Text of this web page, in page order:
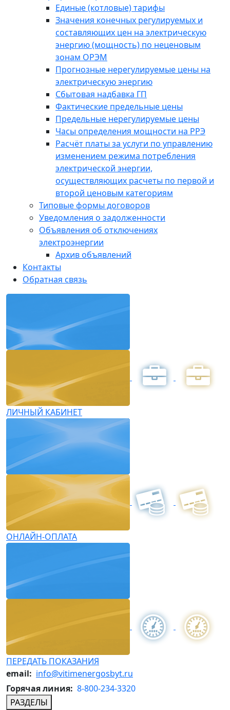
Единые (котловые) тарифы
Значения конечных регулируемых и
составляющих цен на электрическую
энергию (мощность) по неценовым
зонам ОРЭМ
Прогнозные нерегулируемые цены на
электрическую энергию
Сбытовая надбавка ГП
Фактические предельные цены
Предельные нерегулируемые цены
Часы определения мощности на РРЭ
Расчёт платы за услуги по управлению
изменением режима потребления
электрической энергии,
осуществляющих расчеты по первой и
второй ценовым категориям
Типовые формы договоров
Уведомления о задолженности
Объявления об отключениях
электроэнергии
Архив объявлений
Контакты
Обратная связь
ЛИЧНЫЙ КАБИНЕТ
ОНЛАЙН-ОПЛАТА
ПЕРЕДАТЬ ПОКАЗАНИЯ
email: info@vitimenergosbyt.ru
Горячая линия: 8-800-234-3320
РАЗДЕЛЫ